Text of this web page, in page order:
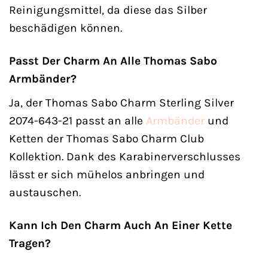
Reinigungsmittel, da diese das Silber
beschädigen können.
Passt Der Charm An Alle Thomas Sabo
Armbänder?
Ja, der Thomas Sabo Charm Sterling Silver
2074-643-21 passt an alle Armbänder und
Ketten der Thomas Sabo Charm Club
Kollektion. Dank des Karabinerverschlusses
lässt er sich mühelos anbringen und
austauschen.
Kann Ich Den Charm Auch An Einer Kette
Tragen?